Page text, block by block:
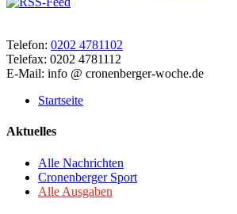
Telefon: 0202 4781102
Telefax: 0202 4781112
E-Mail: info @ cronenberger-woche.de
Startseite
Aktuelles
Alle Nachrichten
Cronenberger Sport
Alle Ausgaben